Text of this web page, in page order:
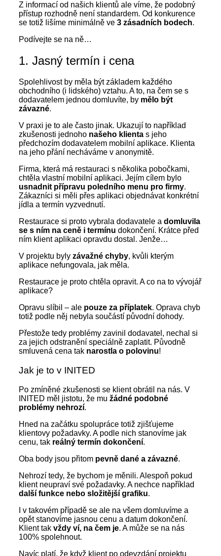
Z informací od našich klientů ale víme, že podobný
přístup rozhodně není standardem. Od konkurence
se totiž lišíme minimálně ve 3 zásadních bodech.
Podívejte se na ně…
1. Jasný termín i cena
Spolehlivost by měla být základem každého
obchodního (i lidského) vztahu. A to, na čem se s
dodavatelem jednou domluvíte, by mělo být
závazné.
V praxi je to ale často jinak. Ukazují to například
zkušenosti jednoho našeho klienta s jeho
předchozím dodavatelem mobilní aplikace. Klienta
na jeho přání necháváme v anonymitě.
Firma, která má restauraci s několika pobočkami,
chtěla vlastní mobilní aplikaci. Jejím cílem bylo
usnadnit přípravu poledního menu pro firmy.
Zákazníci si měli přes aplikaci objednávat konkrétní
jídla a termín vyzvednutí.
Restaurace si proto vybrala dodavatele a domluvila
se s ním na ceně i termínu dokončení. Krátce před
ním klient aplikaci opravdu dostal. Jenže…
V projektu byly závažné chyby, kvůli kterým
aplikace nefungovala, jak měla.
Restaurace je proto chtěla opravit. A co na to vývojář
aplikace?
Opravu slíbil – ale pouze za příplatek. Oprava chyb
totiž podle něj nebyla součástí původní dohody.
Přestože tedy problémy zavinil dodavatel, nechal si
za jejich odstranění speciálně zaplatit. Původně
smluvená cena tak narostla o polovinu!
Jak je to v INITED
Po zmíněné zkušenosti se klient obrátil na nás. V
INITED měl jistotu, že mu žádné podobné
problémy nehrozí.
Hned na začátku spolupráce totiž zjišťujeme
klientovy požadavky. A podle nich stanovíme jak
cenu, tak reálný termín dokončení.
Oba body jsou přitom pevně dané a závazné.
Nehrozí tedy, že bychom je měnili. Alespoň pokud
klient neupraví své požadavky. A nechce například
další funkce nebo složitější grafiku.
I v takovém případě se ale na všem domluvíme a
opět stanovíme jasnou cenu a datum dokončení.
Klient tak vždy ví, na čem je. A může se na nás
100% spolehnout.
Navíc platí, že když klient po odevzdání projektu